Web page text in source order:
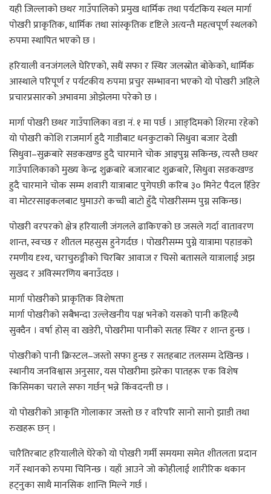
यही जिल्लाको छथर गाउँपालिको प्रमुख धार्मिक तथा पर्यटकिय स्थल मार्गा
पोखरी प्राकृतिक, धार्मिक तथा सांस्कृतिक दृष्टिले अत्यन्तै महत्वपूर्ण स्थलको
रुपमा स्थापित भएको छ ।
हरियाली वनजंगलले घेरिएको, सधैं सफा र स्थिर जलस्रोत बोकेको, धार्मिक
आस्थाले परिपूर्ण र पर्यटकीय रुपमा प्रचुर सम्भावना भएको यो पोखरी अहिले
प्रचारप्रसारको अभावमा ओझेलमा परेको छ ।
मार्गा पोखरी छथर गाउँपालिका वडा नं. १ मा पर्छ । आङ्दिमको शिरमा रहेको
यो पोखरी कोशि राजमार्ग हुदै गाडीबाट धनकुटाको सिधुवा बजार देखी
सिधुवा–सुक्रबारे सडकखण्ड हुदै चारमाने चोक आइपुग्न सकिन्छ, त्यस्तै छथर
गाउँपालिकाको मुख्य केन्द्र शुक्रबारे बजारबाट शुक्रबारे, सिधुवा सडकखण्ड
हुदै चारमाने चोक सम्म शवारी यात्राबाट पुगेपछी करिब ३० मिनेट पैदल हिँडेर
वा मोटरसाइकलबाट घुमाउरो कच्ची बाटो हुँदै पोखरीसम्म पुग्न सकिन्छ।
पोखरी वरपरको क्षेत्र हरियाली जंगलले ढाकिएको छ जसले गर्दा वातावरण
शान्त, स्वच्छ र शीतल महसुस हुनेगर्दछ । पोखरीसम्म पुग्ने यात्रामा पहाडको
रमणीय दृश्य, चराचुरुङ्गीको चिरबिर आवाज र चिसो बतासले यात्रालाई अझ
सुखद र अविस्मरणिय बनाउँदछ ।
मार्गा पोखरीको प्राकृतिक विशेषता
मार्गा पोखरीको सबैभन्दा उल्लेखनीय पक्ष भनेको यसको पानी कहिल्यै
सुक्दैन । वर्षा होस् वा खडेरी, पोखरीमा पानीको सतह स्थिर र शान्त हुन्छ ।
पोखरीको पानी क्रिस्टल–जस्तो सफा हुन्छ र सतहबाट तलसम्म देखिन्छ ।
स्थानीय जनविश्वास अनुसार, यस पोखरीमा झरेका पातहरू एक विशेष
किसिमका चराले सफा गर्छन् भन्ने किंवदन्ती छ ।
यो पोखरीको आकृति गोलाकार जस्तो छ र वरिपरि सानो सानो झाडी तथा
रुखहरू छन् ।
चारैतिरबाट हरियालीले घेरेको यो पोखरी गर्मी समयमा समेत शीतलता प्रदान
गर्ने स्थानको रुपमा चिनिन्छ । यहाँ आउने जो कोहीलाई शारीरिक थकान
हट्नुका साथै मानसिक शान्ति मिल्ने गर्छ ।